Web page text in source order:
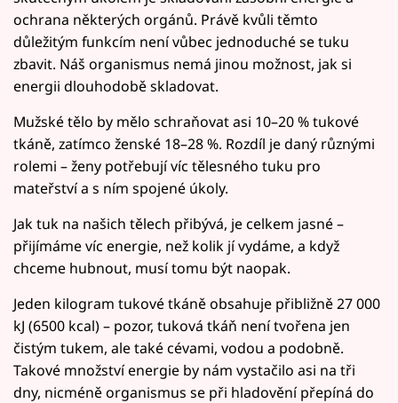
ochrana některých orgánů. Právě kvůli těmto
důležitým funkcím není vůbec jednoduché se tuku
zbavit. Náš organismus nemá jinou možnost, jak si
energii dlouhodobě skladovat.
Mužské tělo by mělo schraňovat asi 10–20 % tukové
tkáně, zatímco ženské 18–28 %. Rozdíl je daný různými
rolemi – ženy potřebují víc tělesného tuku pro
mateřství a s ním spojené úkoly.
Jak tuk na našich tělech přibývá, je celkem jasné –
přijímáme víc energie, než kolik jí vydáme, a když
chceme hubnout, musí tomu být naopak.
Jeden kilogram tukové tkáně obsahuje přibližně 27 000
kJ (6500 kcal) – pozor, tuková tkáň není tvořena jen
čistým tukem, ale také cévami, vodou a podobně.
Takové množství energie by nám vystačilo asi na tři
dny, nicméně organismus se při hladovění přepíná do